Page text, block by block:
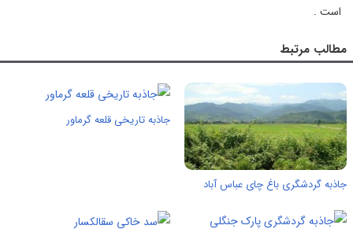
است .
مطالب مرتبط
جاذبه گردشگری باغ چای عباس آباد
جاذبه تاریخی قلعه گرماور